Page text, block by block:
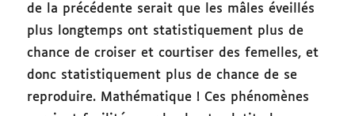
de la précédente serait que les mâles éveillés
plus longtemps ont statistiquement plus de
chance de croiser et courtiser des femelles, et
donc statistiquement plus de chance de se
reproduire. Mathématique ! Ces phénomènes